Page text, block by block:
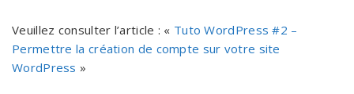
Veuillez consulter l’article : « Tuto WordPress #2 –
Permettre la création de compte sur votre site
WordPress »